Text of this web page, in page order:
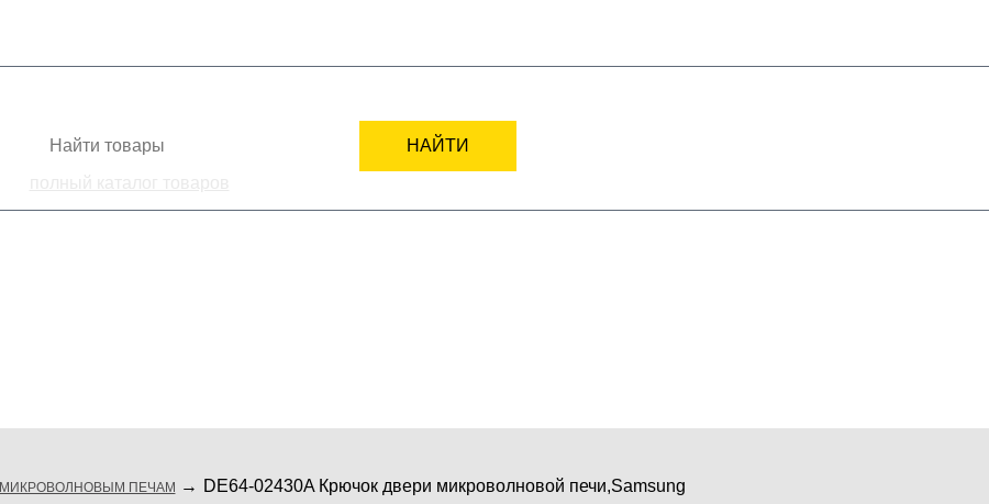
НАЙТИ
МИКРОВОЛНОВЫМ ПЕЧАМ DE64-02430A Крючок двери микроволновой печи,Samsung